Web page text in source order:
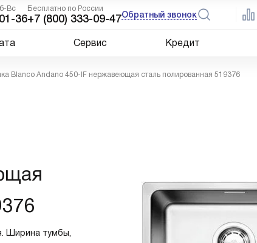
Вс
36
Бесплатно по России
+7 (800) 333-09-47Обратный звонок
Сервис Кредит
Blanco Andano 450-IF нержавеющая сталь полированная 519376
Ширина тумбы,